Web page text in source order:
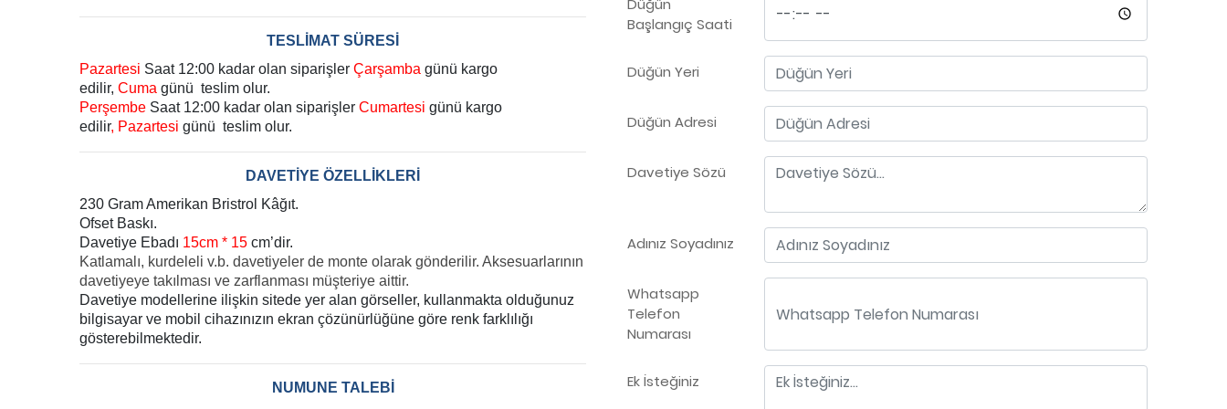
TESLİMAT SÜRESİ
Pazartesi Saat 12:00 kadar olan siparişler Çarşamba günü kargo
edilir, Cuma günü teslim olur.
Perşembe Saat 12:00 kadar olan siparişler Cumartesi günü kargo
edilir, Pazartesi günü teslim olur.
DAVETİYE ÖZELLİKLERİ
230 Gram Amerikan Bristrol Kâğıt.
Ofset Baskı.
Davetiye Ebadı 15cm * 15 cm’dir.
Katlamalı, kurdeleli v.b. davetiyeler de monte olarak gönderilir. Aksesuarlarının
davetiyeye takılması ve zarflanması müşteriye aittir.
Davetiye modellerine ilişkin sitede yer alan görseller, kullanmakta olduğunuz
bilgisayar ve mobil cihazınızın ekran çözünürlüğüne göre renk farklılığı
gösterebilmektedir.
NUMUNE TALEBİ
Düğün
Başlangıç Saati
Düğün Yeri
Düğün Adresi
Davetiye Sözü
Adınız Soyadınız
Whatsapp
Telefon
Numarası
Ek İsteğiniz